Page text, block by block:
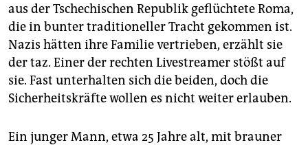
aus der Tschechischen Republik geflüchtete Roma,
die in bunter traditioneller Tracht gekommen ist.
Nazis hätten ihre Familie vertrieben, erzählt sie
der taz. Einer der rechten Livestreamer stößt auf
sie. Fast unterhalten sich die beiden, doch die
Sicherheitskräfte wollen es nicht weiter erlauben.
Ein junger Mann, etwa 25 Jahre alt, mit brauner